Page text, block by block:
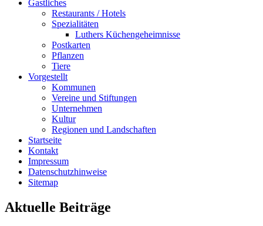
Gastliches
Restaurants / Hotels
Spezialitäten
Luthers Küchengeheimnisse
Postkarten
Pflanzen
Tiere
Vorgestellt
Kommunen
Vereine und Stiftungen
Unternehmen
Kultur
Regionen und Landschaften
Startseite
Kontakt
Impressum
Datenschutzhinweise
Sitemap
Aktuelle Beiträge